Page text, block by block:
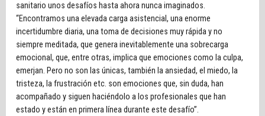
sanitario unos desafíos hasta ahora nunca imaginados.
“Encontramos una elevada carga asistencial, una enorme
incertidumbre diaria, una toma de decisiones muy rápida y no
siempre meditada, que genera inevitablemente una sobrecarga
emocional, que, entre otras, implica que emociones como la culpa,
emerjan. Pero no son las únicas, también la ansiedad, el miedo, la
tristeza, la frustración etc. son emociones que, sin duda, han
acompañado y siguen haciéndolo a los profesionales que han
estado y están en primera línea durante este desafío”.